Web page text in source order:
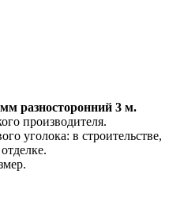
разносторонний 3 м.
производителя.
уголока: в строительстве,